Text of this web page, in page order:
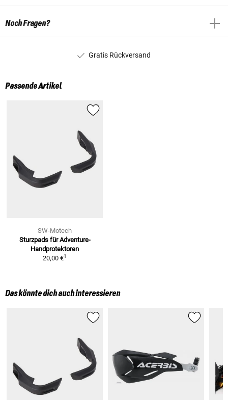
Noch Fragen?
Gratis Rückversand
Passende Artikel
SW-Motech
Sturzpads für Adventure-
Handprotektoren
20,00 €1
Das könnte dich auch interessieren